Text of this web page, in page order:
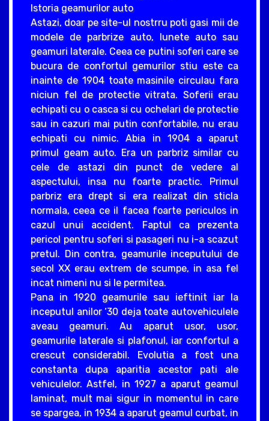
Istoria geamurilor auto
Astazi, doar pe site-ul nostrru poti gasi mii de
modele de parbrize auto, lunete auto sau
geamuri laterale. Ceea ce putini soferi care se
bucura de confortul gemurilor stiu este ca
inainte de 1904 toate masinile circulau fara
niciun fel de protectie vitrata. Soferii erau
echipati cu o casca si cu ochelari de protectie
sau in cazuri mai putin confortabile, nu erau
echipati cu nimic. Abia in 1904 a aparut
primul geam auto. Era un parbriz similar cu
cele de astazi din punct de vedere al
aspectului, insa nu foarte practic. Primul
parbriz era drept si era realizat din sticla
normala, ceea ce il facea foarte periculos in
cazul unui accident. Faptul ca prezenta
pericol pentru soferi si pasageri nu i-a scazut
pretul. Din contra, geamurile inceputului de
secol XX erau extrem de scumpe, in asa fel
incat nimeni nu si le permitea.
Pana in 1920 geamurile sau ieftinit iar la
inceputul anilor ‘30 deja toate autovehiculele
aveau geamuri. Au aparut usor, usor,
geamurile laterale si plafonul, iar confortul a
crescut considerabil. Evolutia a fost una
constanta dupa aparitia acestor pati ale
vehiculelor. Astfel, in 1927 a aparut geamul
laminat, mult mai sigur in momentul in care
se spargea, in 1934 a aparut geamul curbat, in